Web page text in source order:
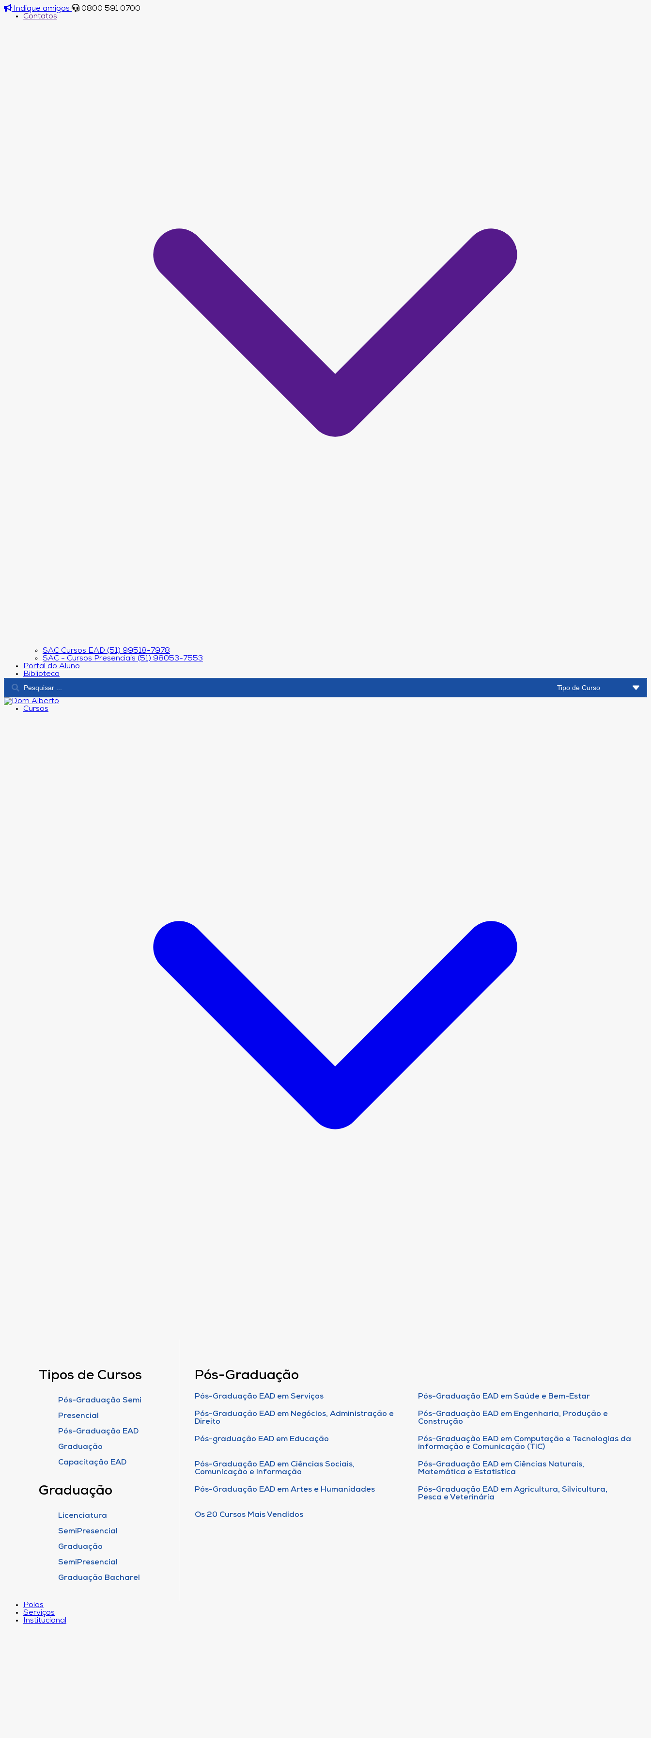
Indique amigos
0800 591 0700
Contatos
SAC Cursos EAD (51) 99518-7978
SAC - Cursos Presenciais (51) 98053-7553
Portal do Aluno
Biblioteca
Cursos
Tipos de Cursos
Pós-Graduação Semi
Presencial
Pós-Graduação EAD
Graduação
Capacitação EAD
Graduação
Licenciatura
SemiPresencial
Graduação
SemiPresencial
Graduação Bacharel
Pós-Graduação
Pós-Graduação EAD em Serviços Pós-Graduação EAD em Saúde e Bem-Estar
Pós-Graduação EAD em Negócios, Administração e
Direito
Pós-Graduação EAD em Engenharia, Produção e
Construção
Pós-graduação EAD em Educação
Pós-Graduação EAD em Computação e Tecnologias da
informação e Comunicação (TIC)
Pós-Graduação EAD em Ciências Sociais,
Comunicação e Informação
Pós-Graduação EAD em Ciências Naturais,
Matemática e Estatística
Pós-Graduação EAD em Artes e Humanidades
Pós-Graduação EAD em Agricultura, Silvicultura,
Pesca e Veterinária
Os 20 Cursos Mais Vendidos
Polos
Serviços
Institucional